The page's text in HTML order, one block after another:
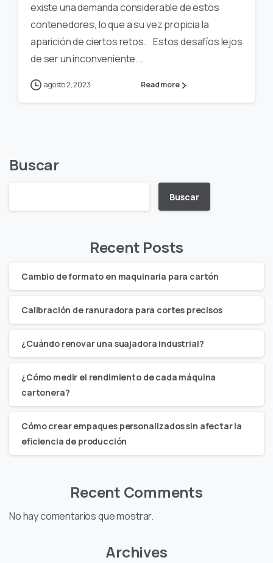
existe una demanda considerable de estos
contenedores, lo que a su vez propicia la
aparición de ciertos retos. Estos desafíos lejos
de ser un inconveniente...
agosto 2, 2023 Read more
Buscar
Buscar
Recent Posts
Cambio de formato en maquinaria para cartón
Calibración de ranuradora para cortes precisos
¿Cuándo renovar una suajadora industrial?
¿Cómo medir el rendimiento de cada máquina
cartonera?
Cómo crear empaques personalizados sin afectar la
eficiencia de producción
Recent Comments
No hay comentarios que mostrar.
Archives